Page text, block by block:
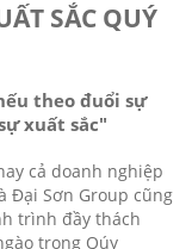
SẮC QUÝ
theo đuổi sự
xuất sắc"
cả doanh nghiệp
Đại Sơn Group cũng
trình đầy thách
trong Qúy